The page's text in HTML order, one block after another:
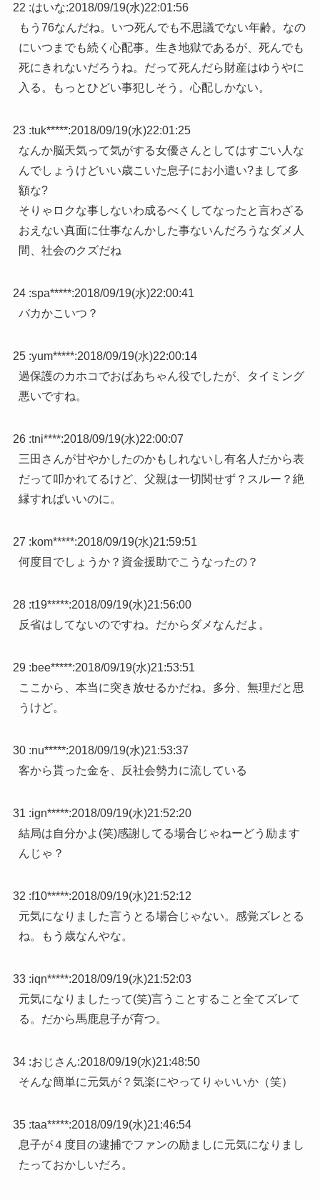
22 :はいな:2018/09/19(水)22:01:56
もう76なんだね。いつ死んでも不思議でない年齢。なの
にいつまでも続く心配事。生き地獄であるが、死んでも
死にきれないだろうね。だって死んだら財産はゆうやに
入る。もっとひどい事犯しそう。心配しかない。
23 :tuk*****:2018/09/19(水)22:01:25
なんか脳天気って気がする女優さんとしてはすごい人な
んでしょうけどいい歳こいた息子にお小遣い?まして多
額な?
そりゃロクな事しないわ成るべくしてなったと言わざる
おえない真面に仕事なんかした事ないんだろうなダメ人
間、社会のクズだね
24 :spa*****:2018/09/19(水)22:00:41
バカかこいつ？
25 :yum*****:2018/09/19(水)22:00:14
過保護のカホコでおばあちゃん役でしたが、タイミング
悪いですね。
26 :tni****:2018/09/19(水)22:00:07
三田さんが甘やかしたのかもしれないし有名人だから表
だって叩かれてるけど、父親は一切関せず？スルー？絶
縁すればいいのに。
27 :kom*****:2018/09/19(水)21:59:51
何度目でしょうか？資金援助でこうなったの？
28 :t19*****:2018/09/19(水)21:56:00
反省はしてないのですね。だからダメなんだよ。
29 :bee*****:2018/09/19(水)21:53:51
ここから、本当に突き放せるかだね。多分、無理だと思
うけど。
30 :nu*****:2018/09/19(水)21:53:37
客から貰った金を、反社会勢力に流している
31 :ign*****:2018/09/19(水)21:52:20
結局は自分かよ(笑)感謝してる場合じゃねーどう励ます
んじゃ？
32 :f10*****:2018/09/19(水)21:52:12
元気になりました言うとる場合じゃない。感覚ズレとる
ね。もう歳なんやな。
33 :iqn*****:2018/09/19(水)21:52:03
元気になりましたって(笑)言うことすること全てズレて
る。だから馬鹿息子が育つ。
34 :おじさん:2018/09/19(水)21:48:50
そんな簡単に元気が？気楽にやってりゃいいか（笑）
35 :taa*****:2018/09/19(水)21:46:54
息子が４度目の逮捕でファンの励ましに元気になりまし
たっておかしいだろ。